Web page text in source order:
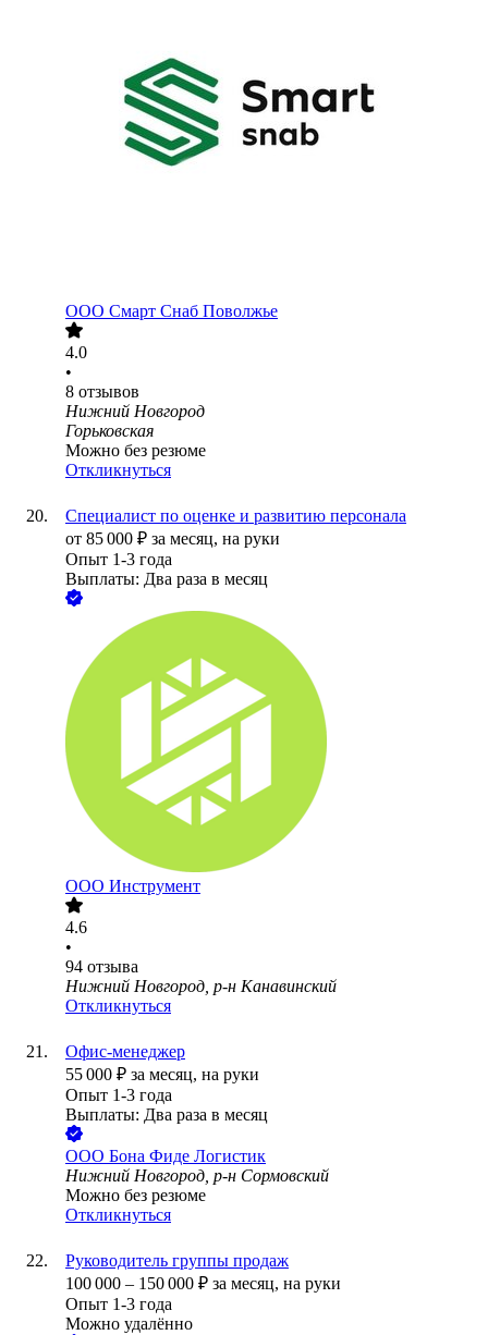
ООО Смарт Снаб Поволжье
4.0
•
8 отзывов
Нижний Новгород
Горьковская
Можно без резюме
Откликнуться
Специалист по оценке и развитию персонала
от 85 000 ₽ за месяц, на руки
Опыт 1-3 года
Выплаты: Два раза в месяц
ООО Инструмент
4.6
•
94 отзыва
Нижний Новгород, р-н Канавинский
Откликнуться
Офис-менеджер
55 000 ₽ за месяц, на руки
Опыт 1-3 года
Выплаты: Два раза в месяц
ООО Бона Фиде Логистик
Нижний Новгород, р-н Сормовский
Можно без резюме
Откликнуться
Руководитель группы продаж
100 000 – 150 000 ₽ за месяц, на руки
Опыт 1-3 года
Можно удалённо